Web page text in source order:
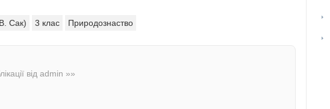
Сак) 3 клас Природознаство
від admin »»